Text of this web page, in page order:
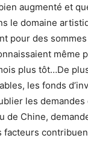
augmenté et
le domaine
pour des
même
plus tôt…De
les fonds
les demandes
de Chine,
facteurs